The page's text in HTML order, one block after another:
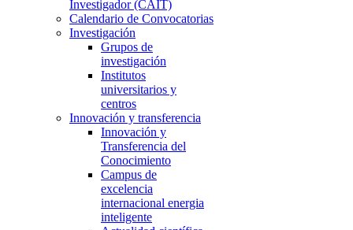
Investigador (CAIT)
Calendario de Convocatorias
Investigación
Grupos de
investigación
Institutos
universitarios y
centros
Innovación y transferencia
Innovación y
Transferencia del
Conocimiento
Campus de
excelencia
internacional energia
inteligente